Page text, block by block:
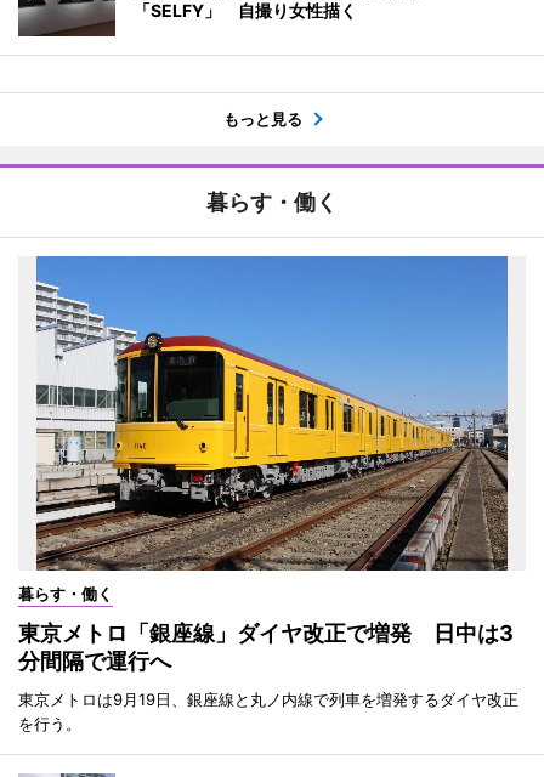
「SELFY」 自撮り女性描く
もっと見る
暮らす・働く
暮らす・働く
東京メトロ「銀座線」ダイヤ改正で増発 日中は3
分間隔で運行へ
東京メトロは9月19日、銀座線と丸ノ内線で列車を増発するダイヤ改正
を行う。